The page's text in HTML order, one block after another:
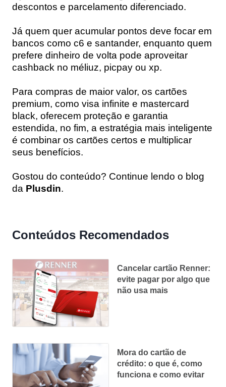
descontos e parcelamento diferenciado.
Já quem quer acumular pontos deve focar em
bancos como c6 e santander, enquanto quem
prefere dinheiro de volta pode aproveitar
cashback no méliuz, picpay ou xp.
Para compras de maior valor, os cartões
premium, como visa infinite e mastercard
black, oferecem proteção e garantia
estendida, no fim, a estratégia mais inteligente
é combinar os cartões certos e multiplicar
seus benefícios.
Gostou do conteúdo? Continue lendo o blog
da Plusdin.
Conteúdos Recomendados
Cancelar cartão Renner:
evite pagar por algo que
não usa mais
Mora do cartão de
crédito: o que é, como
funciona e como evitar